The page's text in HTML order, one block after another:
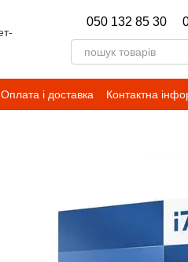
050 132 85 30
Оплата і доставка Контактна